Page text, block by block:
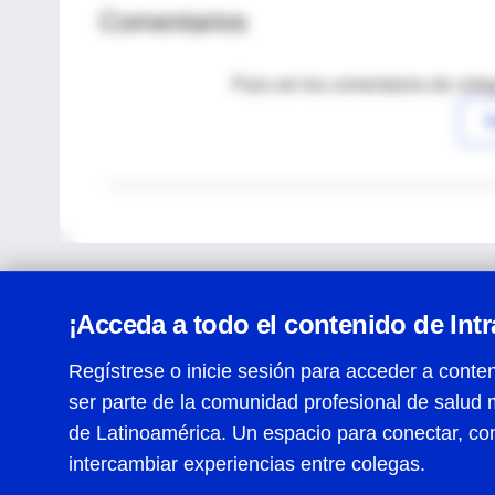
Comentarios
Para ver los comentarios de
¡Acceda a todo el contenido de
Regístrese o inicie sesión para acceder a
ser parte de la comunidad profesional de salud
de Latinoamérica. Un espacio para conectar,
intercambiar experiencias entre colegas.
Centro de Ayuda
Términos y condiciones| Políticas de privacidad